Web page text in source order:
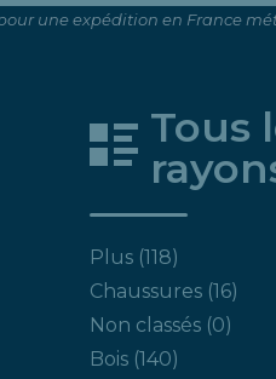
une expédition en France
Tous
Plus 118118
produits
Chaussures 1616
Non classés 00
Bois 140140